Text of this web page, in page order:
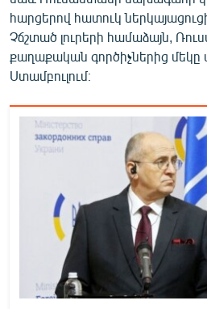
հարցերով հատուկ
Չճշտած լուրերի համաձայն,
քաղաքական գործիչներից մեկը
Ստամբուլում։